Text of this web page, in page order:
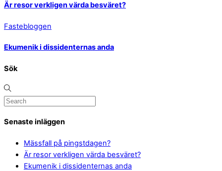
Är resor verkligen värda besväret?
Fastebloggen
Ekumenik i dissidenternas anda
Sök
Senaste inläggen
Mässfall på pingstdagen?
Är resor verkligen värda besväret?
Ekumenik i dissidenternas anda